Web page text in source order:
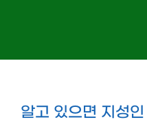
알고 있으면 지성